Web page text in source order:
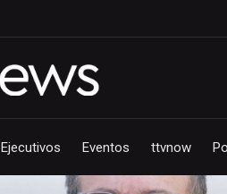
Ejecutivos Eventos ttvnow